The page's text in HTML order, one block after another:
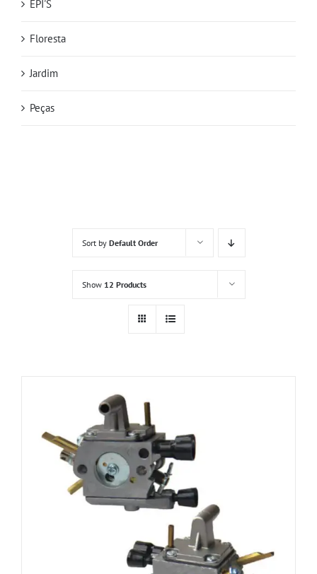
Sort by Default Order
Show 12 Products
EPI'S
Floresta
Jardim
Peças